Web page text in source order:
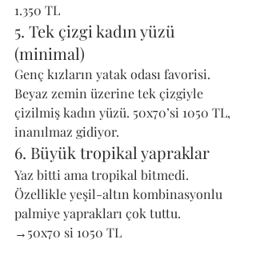
1.350 TL
5. Tek çizgi kadın yüzü
(minimal)
Genç kızların yatak odası favorisi.
Beyaz zemin üzerine tek çizgiyle
çizilmiş kadın yüzü. 50x70’si 1050 TL,
inanılmaz gidiyor.
6. Büyük tropikal yapraklar
Yaz bitti ama tropikal bitmedi.
Özellikle yeşil-altın kombinasyonlu
palmiye yaprakları çok tuttu.
→50x70 si 1050 TL